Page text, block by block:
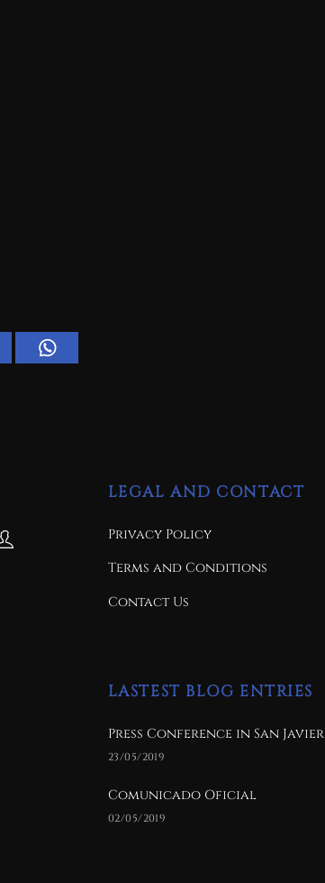
LEGAL AND CONTACT
Privacy Policy
Terms and Conditions
Contact Us
LASTEST BLOG ENTRIES
Press Conference in San Javier
23/05/2019
Comunicado Oficial
02/05/2019